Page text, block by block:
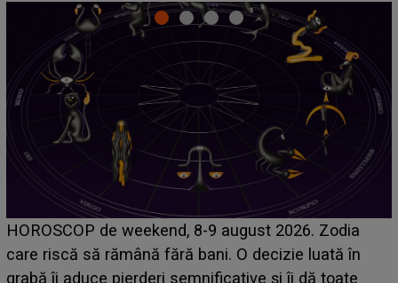
Emanuel a ținut ACEST DETALIU ASCUNS până
acum! În fața Alexandrei, concurentul din Casa Iubirii
face o MĂRTURISIRE NEAȘTEPTATĂ despre mama